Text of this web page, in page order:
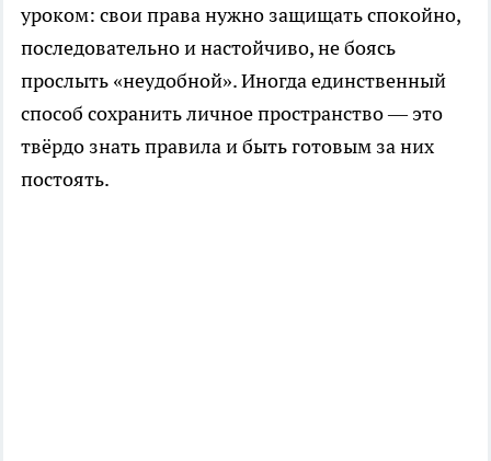
уроком: свои права нужно защищать спокойно,
последовательно и настойчиво, не боясь
прослыть «неудобной». Иногда единственный
способ сохранить личное пространство — это
твёрдо знать правила и быть готовым за них
постоять.